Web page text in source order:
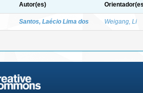
Autor(es)
Santos, Laécio Lima dos Weigang, Li